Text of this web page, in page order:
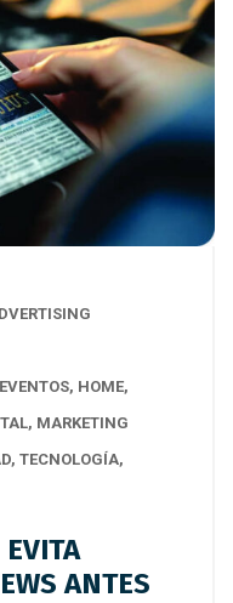
EVENTOS, HOME,
, MARKETING
, TECNOLOGÍA,
ANTES